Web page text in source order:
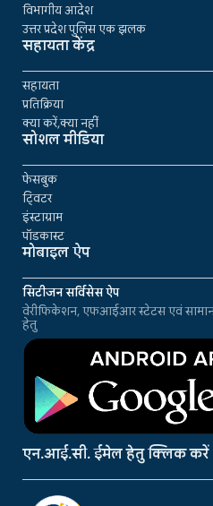
विभागीय आदेश
उत्तर प्रदेश पुलिस एक झलक
सहायता केंद्र
सहायता
प्रतिक्रिया
क्या करें,क्या नहीं
सोशल मीडिया
फेसबुक
ट्विटर
इंस्टाग्राम
पॉडकास्ट
मोबाइल ऐप
सिटीजन सर्विसेस ऐप
वेरीफिकेशन, एफआईआर स्टेटस एवं
हेतु
एन.आई.सी. ईमेल हेतु क्लिक करें